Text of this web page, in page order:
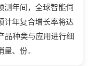
测年间，全球智能伺
计年复合增长率将达
品种类与应用进行细
、份...